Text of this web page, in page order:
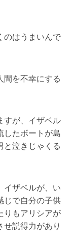
のはうまいんで
間を不幸にする
すが、イザベル
したボートが島
と泣きじゃくる
イザベルが、い
じで自分の子供
りもアリシアが
せ説得力があり